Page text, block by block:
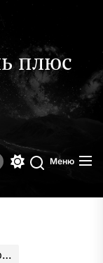
плюс
Поиск
Меню